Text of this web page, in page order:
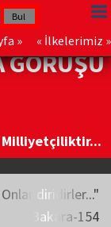
» « İlkelerimiz »
GÖRÜŞÜ
Milliyetçiliktir...
diridirler..."
Bakara-154